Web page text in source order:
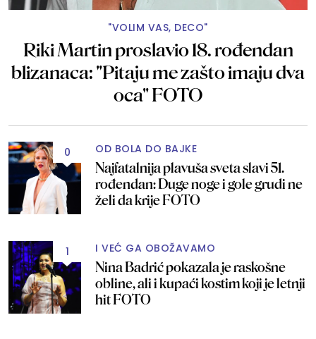
"VOLIM VAS, DECO"
Riki Martin proslavio 18. rođendan
blizanaca: "Pitaju me zašto imaju dva
oca" FOTO
0 OD BOLA DO BAJKE
Najfatalnija plavuša sveta slavi 51.
rođendan: Duge noge i gole grudi ne
želi da krije FOTO
1 I VEĆ GA OBOŽAVAMO
Nina Badrić pokazala je raskošne
obline, ali i kupaći kostim koji je letnji
hit FOTO